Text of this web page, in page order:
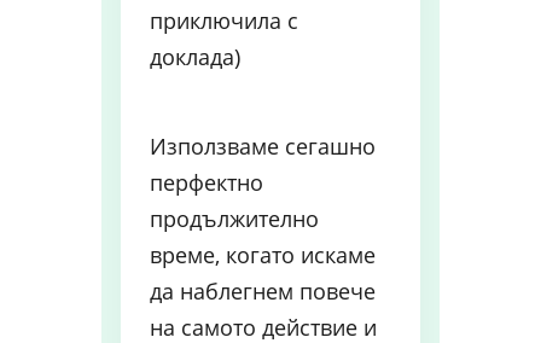
приключила с
доклада)
Използваме сегашно
перфектно
продължително
време, когато искаме
да наблегнем повече
на самото действие и